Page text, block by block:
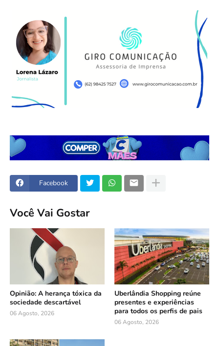
Facebook
Você Vai Gostar
Opinião: A herança tóxica da
sociedade descartável
06 Agosto, 2026
Uberlândia Shopping reúne
presentes e experiências
para todos os perfis de pais
06 Agosto, 2026